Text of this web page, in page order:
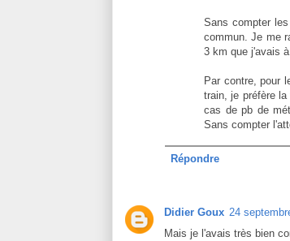
Sans compter
commun. Je me
3 km que j'avais
Par contre, pour
train, je préfère
cas de pb de
Sans compter
Répondre
Didier Goux 24
Mais je l'avais très bien